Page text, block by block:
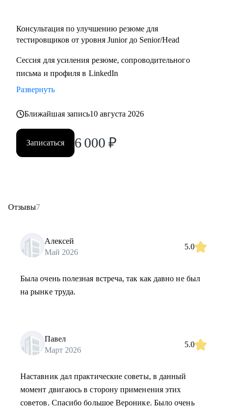
• QA Lead
Консультация по улучшению резюме для
тестировщиков от уровня Junior до Senior/Head
Сессия для усиления резюме, сопроводительного
письма и профиля в LinkedIn
Развернуть
Ближайшая запись10 августа 2026
Записаться 6 000 ₽
Отзывы7
Алексей
Май 2026
5.0
Была очень полезная встреча, так как давно не был
на рынке труда.
Павел
Март 2026
5.0
Наставник дал практические советы, в данный
момент двигаюсь в сторону применения этих
советов. Спасибо большое Веронике. Было очень